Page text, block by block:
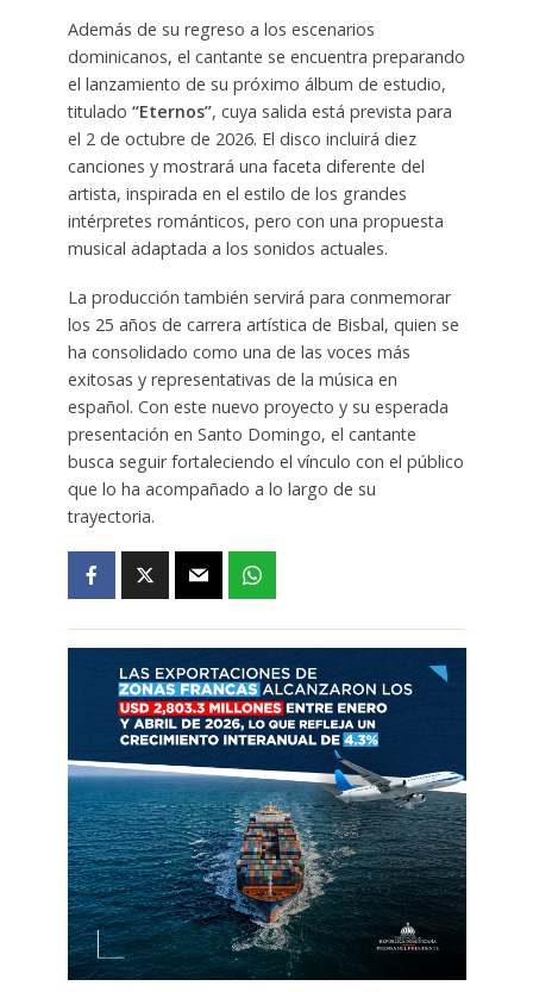
Además de su regreso a los escenarios
dominicanos, el cantante se encuentra preparando
el lanzamiento de su próximo álbum de estudio,
titulado “Eternos”, cuya salida está prevista para
el 2 de octubre de 2026. El disco incluirá diez
canciones y mostrará una faceta diferente del
artista, inspirada en el estilo de los grandes
intérpretes románticos, pero con una propuesta
musical adaptada a los sonidos actuales.
La producción también servirá para conmemorar
los 25 años de carrera artística de Bisbal, quien se
ha consolidado como una de las voces más
exitosas y representativas de la música en
español. Con este nuevo proyecto y su esperada
presentación en Santo Domingo, el cantante
busca seguir fortaleciendo el vínculo con el público
que lo ha acompañado a lo largo de su
trayectoria.